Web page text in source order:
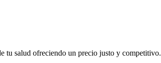
tu salud ofreciendo un precio justo y competitivo.